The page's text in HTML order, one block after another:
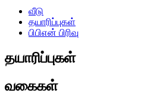
வீடு
தயாரிப்புகள்
பிபிஎன் பிரிவு
தயாரிப்புகள்
வகைகள்